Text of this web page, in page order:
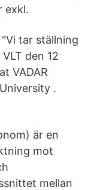
exkl.
tar ställning
den 12
VADAR
.
är en
mot
mellan